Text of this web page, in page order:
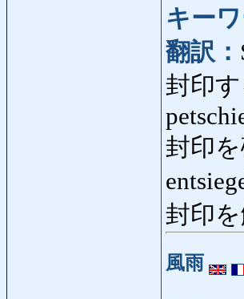
キーワ
翻訳：
封印
封印
封印
風雨